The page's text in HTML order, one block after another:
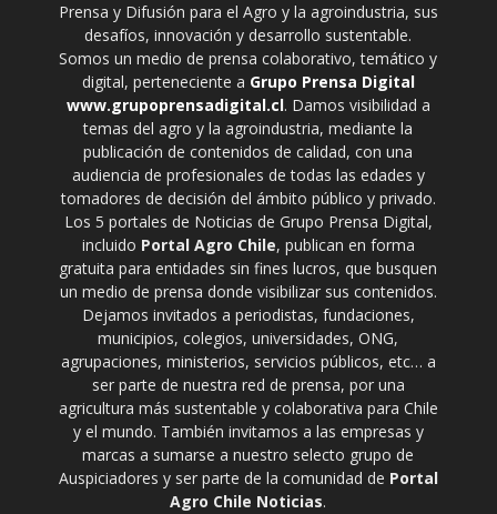
Prensa y Difusión para el Agro y la agroindustria, sus
desafíos, innovación y desarrollo sustentable.
Somos un medio de prensa colaborativo, temático y
digital, perteneciente a Grupo Prensa Digital
www.grupoprensadigital.cl. Damos visibilidad a
temas del agro y la agroindustria, mediante la
publicación de contenidos de calidad, con una
audiencia de profesionales de todas las edades y
tomadores de decisión del ámbito público y privado.
Los 5 portales de Noticias de Grupo Prensa Digital,
incluido Portal Agro Chile, publican en forma
gratuita para entidades sin fines lucros, que busquen
un medio de prensa donde visibilizar sus contenidos.
Dejamos invitados a periodistas, fundaciones,
municipios, colegios, universidades, ONG,
agrupaciones, ministerios, servicios públicos, etc… a
ser parte de nuestra red de prensa, por una
agricultura más sustentable y colaborativa para Chile
y el mundo. También invitamos a las empresas y
marcas a sumarse a nuestro selecto grupo de
Auspiciadores y ser parte de la comunidad de Portal
Agro Chile Noticias.